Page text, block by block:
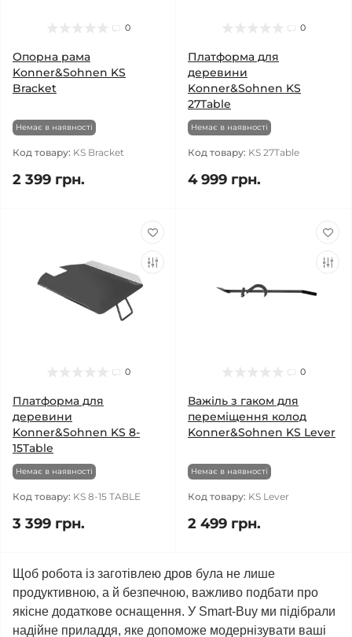
0
Опорна рама
Konner&Sohnen KS
Bracket
Немає в наявності
Код товару: KS Bracket
2 399 грн.
0
Платформа для
деревини
Konner&Sohnen KS
27Table
Немає в наявності
Код товару: KS 27Table
4 999 грн.
0
Платформа для
деревини
Konner&Sohnen KS 8-
15Table
Немає в наявності
Код товару: KS 8-15 TABLE
3 399 грн.
0
Важіль з гаком для
переміщення колод
Konner&Sohnen KS Lever
Немає в наявності
Код товару: KS Lever
2 499 грн.
Щоб робота із заготівлею дров була не лише
продуктивною, а й безпечною, важливо подбати про
якісне додаткове оснащення. У Smart-Buy ми підібрали
надійне приладдя, яке допоможе модернізувати ваші